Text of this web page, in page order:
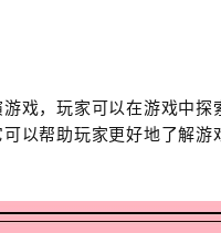
戏，玩家可以在游戏中
以帮助玩家更好地了解